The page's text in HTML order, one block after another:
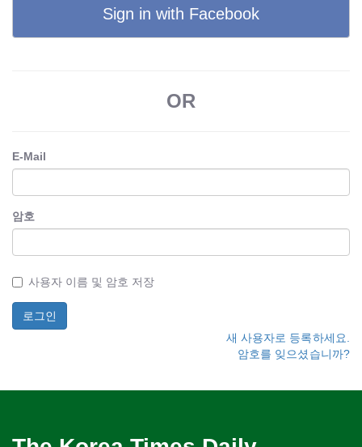
Sign in with Facebook
OR
E-Mail
암호
사용자 이름 및 암호 저장
새 사용자로 등록하세요.
암호를 잊으셨습니까?